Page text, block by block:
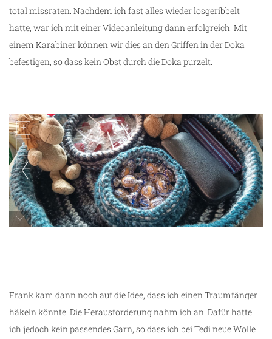
total missraten. Nachdem ich fast alles wieder losgeribbelt
hatte, war ich mit einer Videoanleitung dann erfolgreich. Mit
einem Karabiner können wir dies an den Griffen in der Doka
befestigen, so dass kein Obst durch die Doka purzelt.
Frank kam dann noch auf die Idee, dass ich einen Traumfänger
häkeln könnte. Die Herausforderung nahm ich an. Dafür hatte
ich jedoch kein passendes Garn, so dass ich bei Tedi neue Wolle